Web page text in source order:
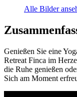
Alle Bilder
Genießen Sie eine
Retreat Finca im
die Ruhe genießen
Sich am Moment